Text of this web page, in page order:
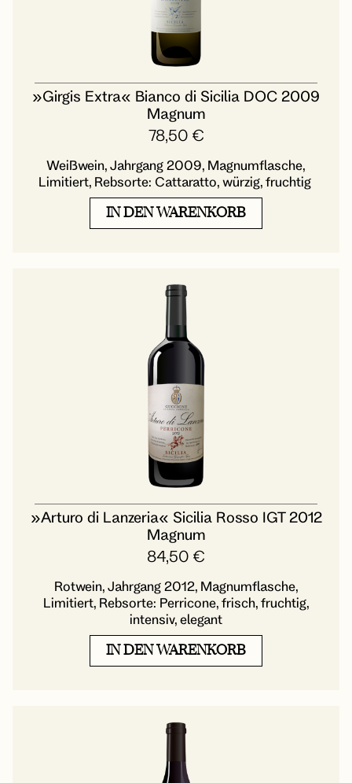
»Girgis Extra« Bianco di Sicilia DOC 2009
Magnum
78,50 €
Weißwein, Jahrgang 2009, Magnumflasche,
Limitiert, Rebsorte: Cattaratto, würzig, fruchtig
IN DEN WARENKORB
»Arturo di Lanzeria« Sicilia Rosso IGT 2012
Magnum
84,50 €
Rotwein, Jahrgang 2012, Magnumflasche,
Limitiert, Rebsorte: Perricone, frisch, fruchtig,
intensiv, elegant
IN DEN WARENKORB